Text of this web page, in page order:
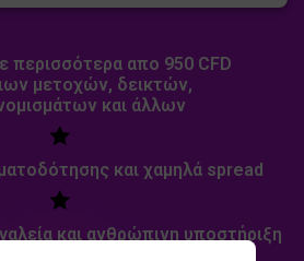
περισσότερα απο 950 CFD
μετοχών, δεικτών,
και άλλων
και χαμηλά spread
και ανθρώπινη υποστήριξη